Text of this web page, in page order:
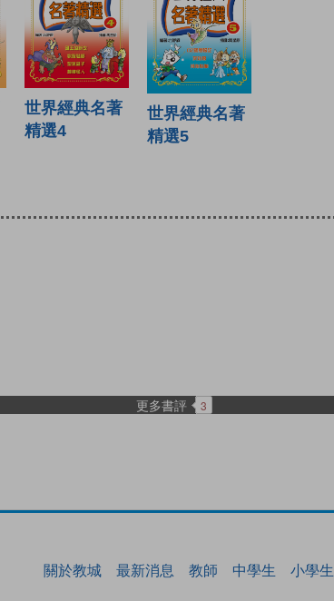
世界經典名著
精選4
世界經典名著
精選5
更多書評 3
關於教城 最新消息 教師 中學生 小學生